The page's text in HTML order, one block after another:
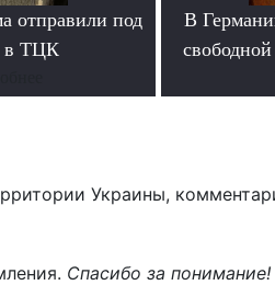
отправили под
в ТЦК
В
свободной
Украины,
Спасибо за понимание!